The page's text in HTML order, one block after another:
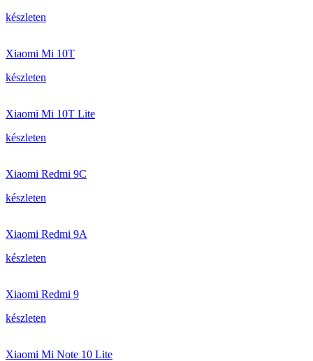
készleten
Xiaomi Mi 10T
készleten
Xiaomi Mi 10T Lite
készleten
Xiaomi Redmi 9C
készleten
Xiaomi Redmi 9A
készleten
Xiaomi Redmi 9
készleten
Xiaomi Mi Note 10 Lite